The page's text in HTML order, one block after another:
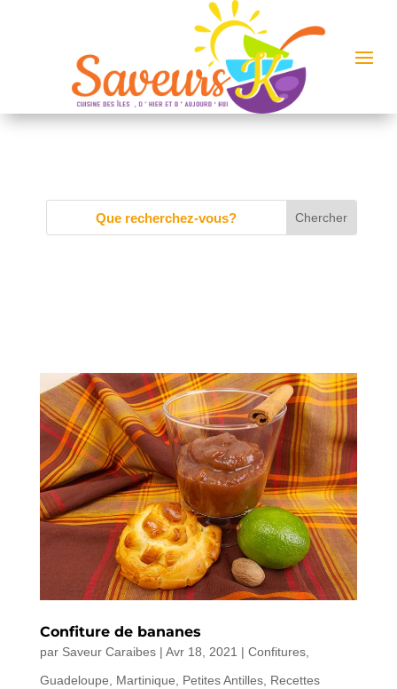
Confiture de bananes
par Saveur Caraibes| Avr 18, 2021 | Confitures,
Guadeloupe, Martinique, Petites Antilles, Recettes